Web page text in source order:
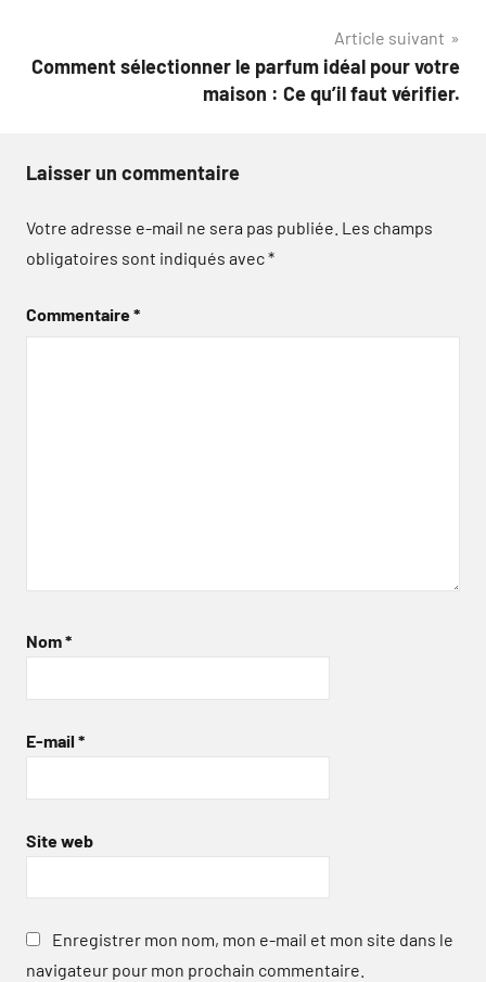
Article suivant
Comment sélectionner le parfum idéal pour votre
maison : Ce qu’il faut vérifier.
Laisser un commentaire
Votre adresse e-mail ne sera pas publiée. Les champs
obligatoires sont indiqués avec*
Commentaire*
Nom*
E-mail *
Site web
Enregistrer mon nom, mon e-mail et mon site dans le
navigateur pour mon prochain commentaire.